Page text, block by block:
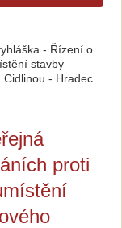
- Řízení o
stavby
- Hradec
proti